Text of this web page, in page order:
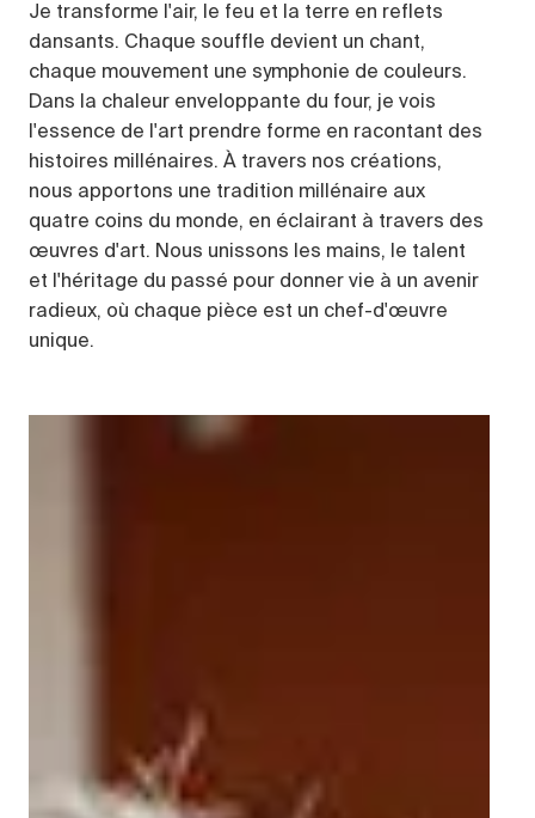
Je transforme l'air, le feu et la terre en reflets
dansants. Chaque souffle devient un chant,
chaque mouvement une symphonie de couleurs.
Dans la chaleur enveloppante du four, je vois
l'essence de l'art prendre forme en racontant des
histoires millénaires. À travers nos créations,
nous apportons une tradition millénaire aux
quatre coins du monde, en éclairant à travers des
œuvres d'art. Nous unissons les mains, le talent
et l'héritage du passé pour donner vie à un avenir
radieux, où chaque pièce est un chef-d'œuvre
unique.